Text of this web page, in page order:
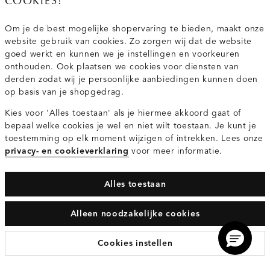
Topcategorieën voor jou
Privacy- en cookieverklaringAlgemene Voorwaarden
Om je de best mogelijke shopervaring te bieden, maakt onze
website gebruik van cookies. Zo zorgen wij dat de website
goed werkt en kunnen we je instellingen en voorkeuren
onthouden. Ook plaatsen we cookies voor diensten van
derden zodat wij je persoonlijke aanbiedingen kunnen doen
op basis van je shopgedrag.
Kies voor 'Alles toestaan' als je hiermee akkoord gaat of
bepaal welke cookies je wel en niet wilt toestaan. Je kunt je
toestemming op elk moment wijzigen of intrekken. Lees onze
privacy- en cookieverklaring voor meer informatie.
Alles toestaan
Alleen noodzakelijke cookies
Cookies instellen